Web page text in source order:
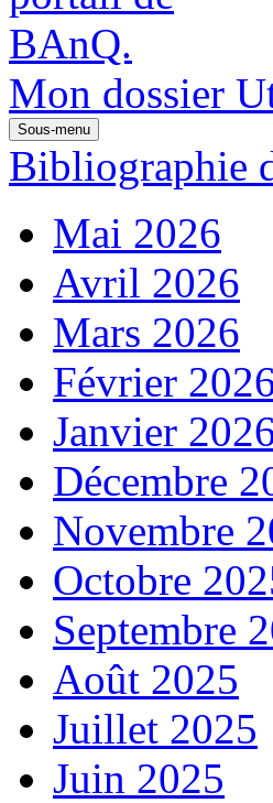
Mon dossier
Sous-menu
Bibliographie
Mai 2026
Avril 2026
Mars 2026
Février
Janvier
Décembre
Novembre
Octobre
Septembre
Août 2025
Juillet 2025
Juin 2025